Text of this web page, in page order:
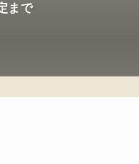
まで